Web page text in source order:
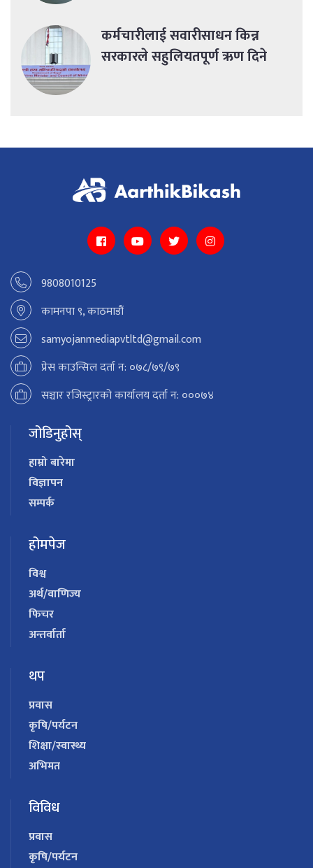
कर्मचारीलाई सवारीसाधन किन्न
सरकारले सहुलियतपूर्ण ऋण दिने
9808010125
कामनपा ९, काठमाडौं
samyojanmediapvtltd@gmail.com
प्रेस काउन्सिल दर्ता न: ०७८/७९/७९
सञ्चार रजिस्ट्रारको कार्यालय दर्ता न: ०००७४
जोडिनुहोस्
हाम्रो बारेमा
विज्ञापन
सम्पर्क
होमपेज
विश्व
अर्थ/वाणिज्य
फिचर
अन्तर्वार्ता
थप
प्रवास
कृषि/पर्यटन
शिक्षा/स्वास्थ्य
अभिमत
विविध
प्रवास
कृषि/पर्यटन